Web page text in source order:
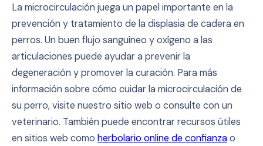
La microcirculación juega un papel importante en la
prevención y tratamiento de la displasia de cadera en
perros. Un buen flujo sanguíneo y oxígeno a las
articulaciones puede ayudar a prevenir la
degeneración y promover la curación. Para más
información sobre cómo cuidar la microcirculación de
su perro, visite nuestro sitio web o consulte con un
veterinario. También puede encontrar recursos útiles
en sitios web como herbolario online de confianzao